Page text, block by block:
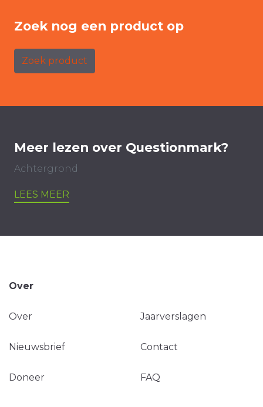
Zoek nog een product op
Zoek product
Meer lezen over Questionmark?
Achtergrond
LEES MEER
Over
Over Jaarverslagen
Nieuwsbrief Contact
Doneer FAQ